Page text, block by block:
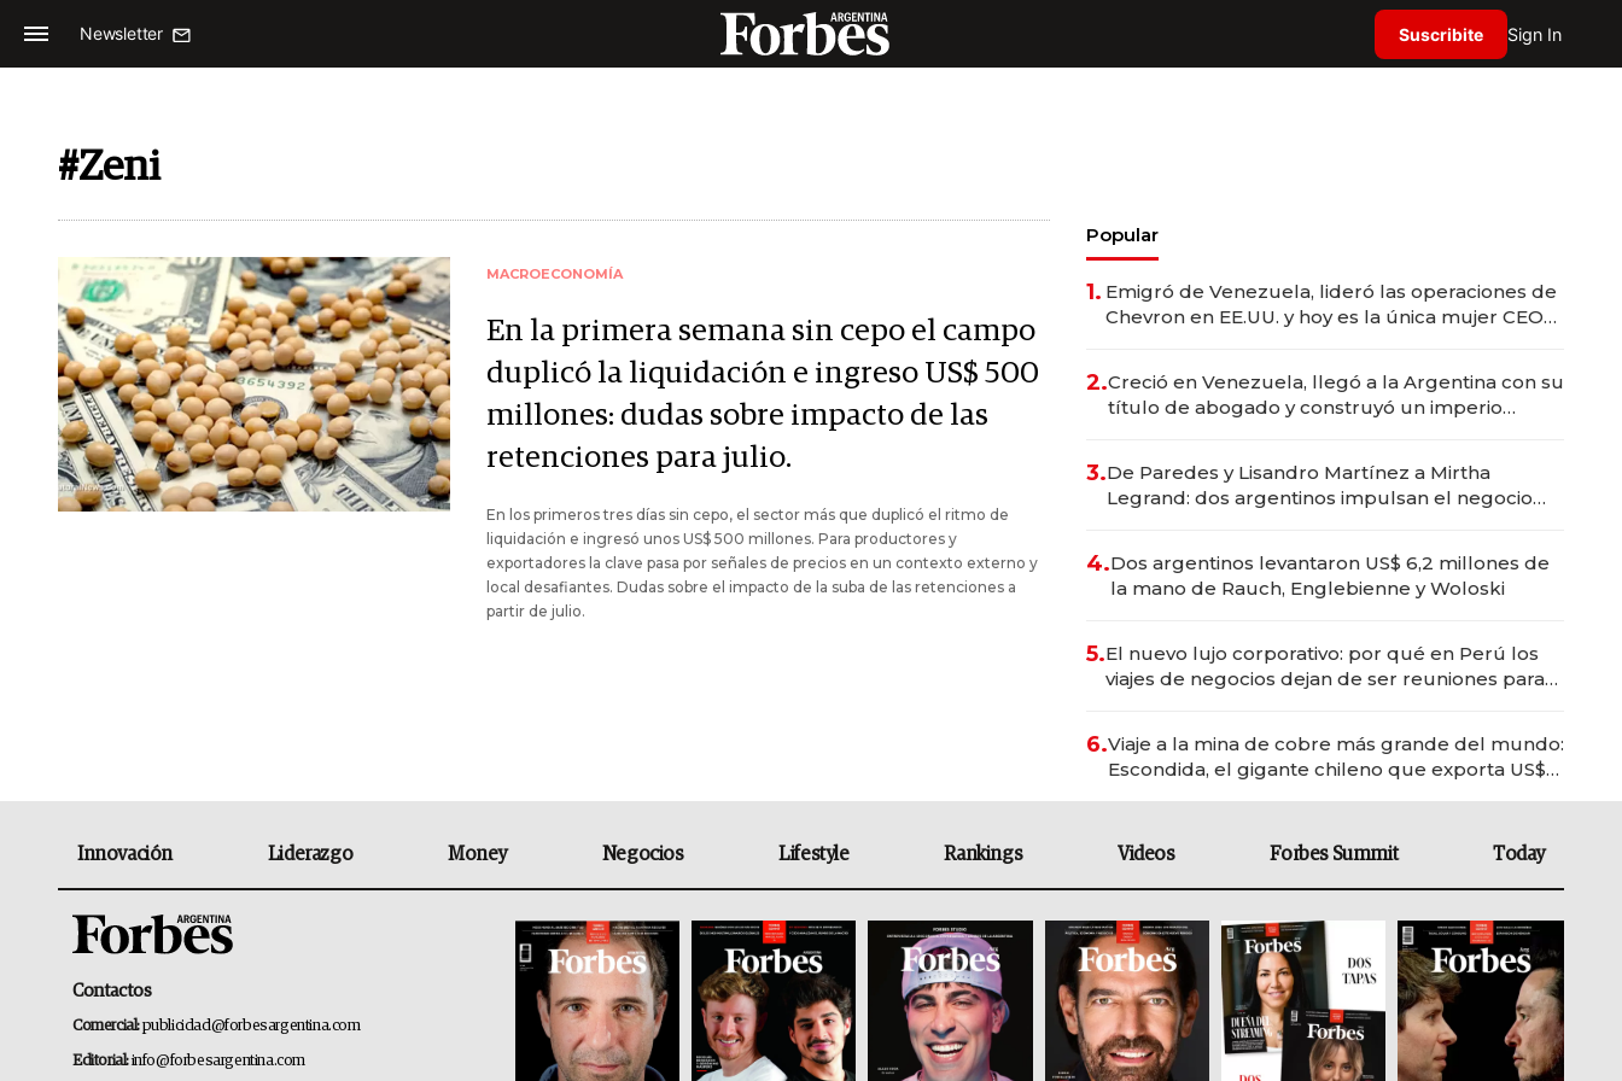
Newsletter Suscribite Sign In
#Zeni
MACROECONOMÍA
En la primera semana sin cepo el campo
duplicó la liquidación e ingreso US$ 500
millones: dudas sobre impacto de las
retenciones para julio.
En los primeros tres días sin cepo, el sector más que duplicó el ritmo de
liquidación e ingresó unos US$ 500 millones. Para productores y
exportadores la clave pasa por señales de precios en un contexto externo y
local desafiantes. Dudas sobre el impacto de la suba de las retenciones a
partir de julio.
Popular
1. Emigró de Venezuela, lideró las operaciones de
Chevron en EE.UU. y hoy es la única mujer CEO
2.Creció en Venezuela, llegó a la Argentina con su
título de abogado y construyó un imperio
3.De Paredes y Lisandro Martínez a Mirtha
Legrand: dos argentinos impulsan el negocio
4.Dos argentinos levantaron US$ 6,2 millones de
la mano de Rauch, Englebienne y Woloski
5.El nuevo lujo corporativo: por qué en Perú los
viajes de negocios dejan de ser reuniones para
6.Viaje a la mina de cobre más grande del mundo:
Escondida, el gigante chileno que exporta US$
Innovación Liderazgo Money Negocios Lifestyle Rankings Videos Forbes Summit Today
Contactos
Comercial:publicidad@forbesargentina.com
Editorial:info@forbesargentina.com